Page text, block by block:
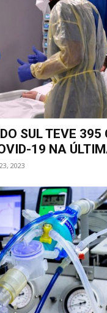
SUL TEVE 395
19 NA
2023